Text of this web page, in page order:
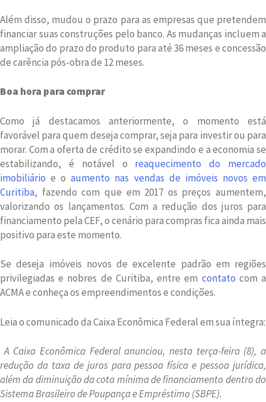
Além disso, mudou o prazo para as empresas que pretendem
financiar suas construções pelo banco. As mudanças incluem a
ampliação do prazo do produto para até 36 meses e concessão
de carência pós-obra de 12 meses.
Boa hora para comprar
Como já destacamos anteriormente, o momento está
favorável para quem deseja comprar, seja para investir ou para
morar. Com a oferta de crédito se expandindo e a economia se
estabilizando, é notável o reaquecimento do mercado
imobiliário e oaumento nas vendas de imóveis novos em
Curitiba, fazendo com que em 2017 os preços aumentem,
valorizando os lançamentos. Com a redução dos juros para
financiamento pela CEF, o cenário para compras fica ainda mais
positivo para este momento.
Se deseja imóveis novos de excelente padrão em regiões
privilegiadas e nobres de Curitiba, entre em contato com a
ACMA e conheça os empreendimentos e condições.
Leia o comunicado da Caixa Econômica Federal em sua íntegra:
A Caixa Econômica Federal anunciou, nesta terça-feira (8), a
redução da taxa de juros para pessoa física e pessoa jurídica,
além da diminuição da cota mínima de financiamento dentro do
Sistema Brasileiro de Poupança e Empréstimo (SBPE).